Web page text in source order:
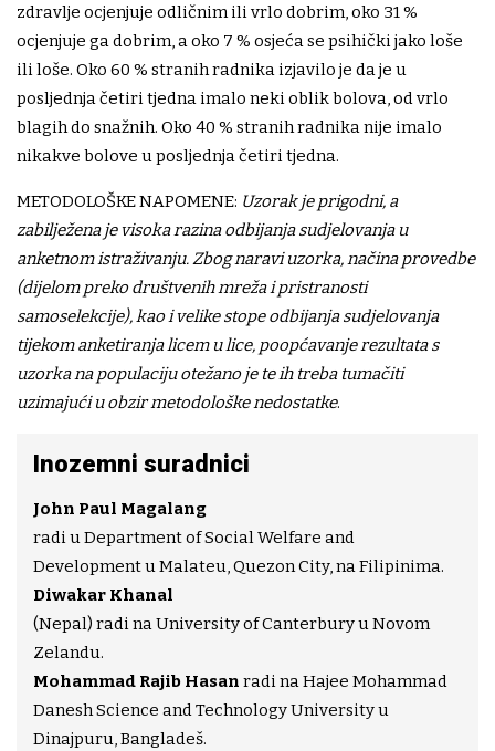
zdravlje ocjenjuje odličnim ili vrlo dobrim, oko 31 %
ocjenjuje ga dobrim, a oko 7 % osjeća se psihički jako loše
ili loše. Oko 60 % stranih radnika izjavilo je da je u
posljednja četiri tjedna imalo neki oblik bolova, od vrlo
blagih do snažnih. Oko 40 % stranih radnika nije imalo
nikakve bolove u posljednja četiri tjedna.
METODOLOŠKE NAPOMENE: Uzorak je prigodni, a
zabilježena je visoka razina odbijanja sudjelovanja u
anketnom istraživanju. Zbog naravi uzorka, načina provedbe
(dijelom preko društvenih mreža i pristranosti
samoselekcije), kao i velike stope odbijanja sudjelovanja
tijekom anketiranja licem u lice, poopćavanje rezultata s
uzorka na populaciju otežano je te ih treba tumačiti
uzimajući u obzir metodološke nedostatke.
Inozemni suradnici
John Paul Magalang
radi u Department of Social Welfare and
Development u Malateu, Quezon City, na Filipinima.
Diwakar Khanal
(Nepal) radi na University of Canterbury u Novom
Zelandu.
Mohammad Rajib Hasan radi na Hajee Mohammad
Danesh Science and Technology University u
Dinajpuru, Bangladeš.